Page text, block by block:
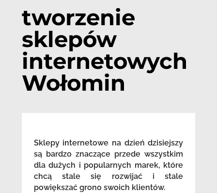
tworzenie
sklepów
internetowych
Wołomin
Sklepy internetowe na dzień dzisiejszy
są bardzo znaczące przede wszystkim
dla dużych i popularnych marek, które
chcą stale się rozwijać i stale
powiększać grono swoich klientów.